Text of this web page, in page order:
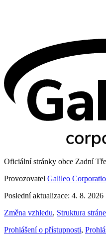
Oficiální stránky obce Zadní
Provozovatel Galileo
Poslední aktualizace: 4. 8. 2026
Změna vzhledu, Struktura
Prohlášení o přístupnosti,